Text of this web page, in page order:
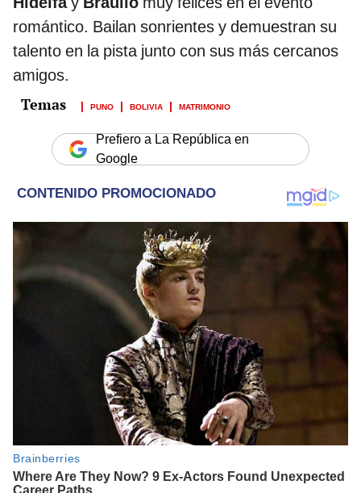
romántico. Bailan sonrientes y demuestran su
talento en la pista junto con sus más cercanos
amigos.
PUNO BOLIVIA MATRIMONIO
Prefiero a La República en
Google